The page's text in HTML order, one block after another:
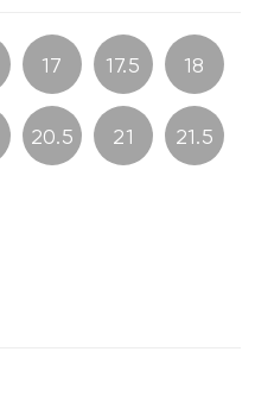
17 17.5 18
20.5 21 21.5